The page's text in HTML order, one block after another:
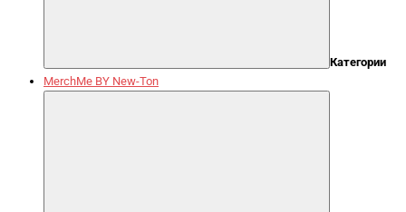
Категории
MerchMe BY New-Ton